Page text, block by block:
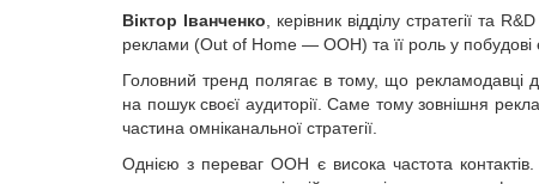
Віктор Іванченко, керівник відділу стратегії та
реклами (Out of Home — OOH) та її роль у
Головний тренд полягає в тому, що рекламодавці
на пошук своєї аудиторії. Саме тому зовнішня
частина омніканальної стратегії.
Однією з переваг OOH є висока частота